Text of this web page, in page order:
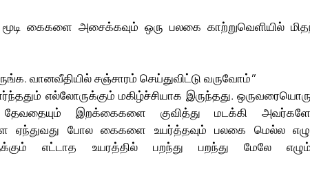
கைகளை அசைக்கவும் ஒரு பலகை காற்றுவெளியில்
வானவீதியில் சஞ்சாரம் செய்துவிட்டு வருவோம்”
எல்லோருக்கும் மகிழ்ச்சியாக இருந்தது.
தேவதையும் இறக்கைகளை குவித்து மடக்கி
ஏந்துவது போல கைகளை உயர்த்தவும் பலகை மெல்ல
எட்டாத உயரத்தில் பறந்து பறந்து மேலே